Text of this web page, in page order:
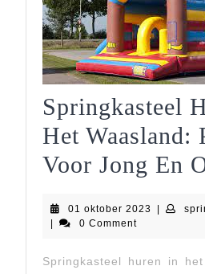
Springkasteel
Het Waasland:
Voor Jong En
01 oktober 2023 01
0 Comment
Springkasteel huren in